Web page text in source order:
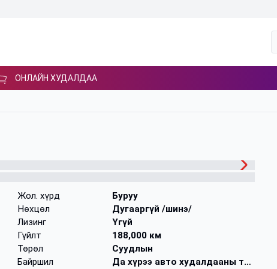
ОНЛАЙН ХУДАЛДАА
Жол. хүрд
Буруу
Нөхцөл
Дугааргүй /шинэ/
Лизинг
Үгүй
Гүйлт
188,000 км
Төрөл
Суудлын
Байршил
Да хүрээ авто худалдааны төв